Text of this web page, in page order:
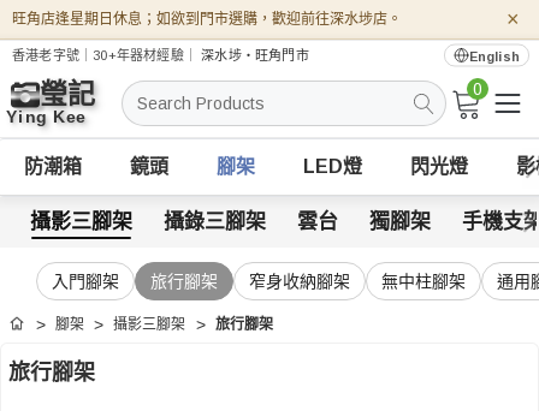
旺角店逢星期日休息；如欲到門市選購，歡迎前往深水埗店。 ×
香港老字號｜30+年器材經驗｜深水埗・旺角門市 English
搜
索
0
防潮箱 鏡頭 腳架 LED燈 閃光燈
攝影三腳架 攝錄三腳架 雲台 獨腳架 手機支
入門腳架 旅行腳架 窄身收納腳架 無中柱腳架 通用
首頁 腳架 攝影三腳架 旅行腳架
旅行腳架